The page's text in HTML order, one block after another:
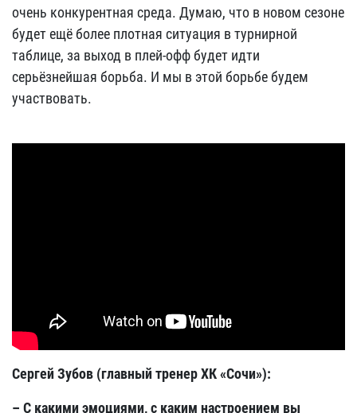
очень конкурентная среда. Думаю, что в новом сезоне
будет ещё более плотная ситуация в турнирной
таблице, за выход в плей-офф будет идти
серьёзнейшая борьба. И мы в этой борьбе будем
участвовать.
Сергей Зубов (главный тренер ХК «Сочи»):
– С какими эмоциями, с каким настроением вы